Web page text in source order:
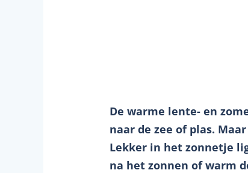
De warme lente- en
naar de zee of plas.
Lekker in het zonnetje
na het zonnen of warm